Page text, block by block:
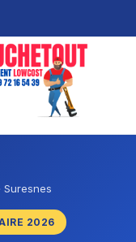
Suresnes
2026